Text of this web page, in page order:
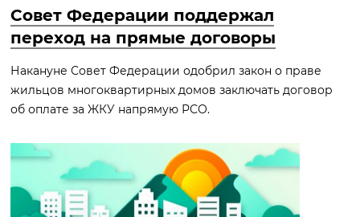
Совет Федерации поддержал
переход на прямые договоры
Накануне Совет Федерации одобрил закон о праве
жильцов многоквартирных домов заключать договор
об оплате за ЖКУ напрямую РСО.